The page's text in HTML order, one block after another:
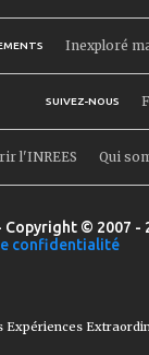
Inexploré
SUIVEZ-NOUS
l'INREES Qui
Copyright © 2007
confidentialité
Expériences